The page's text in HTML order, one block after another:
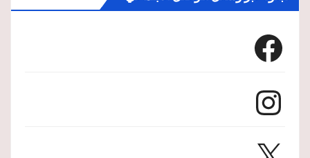
Facebook
Instagram
X